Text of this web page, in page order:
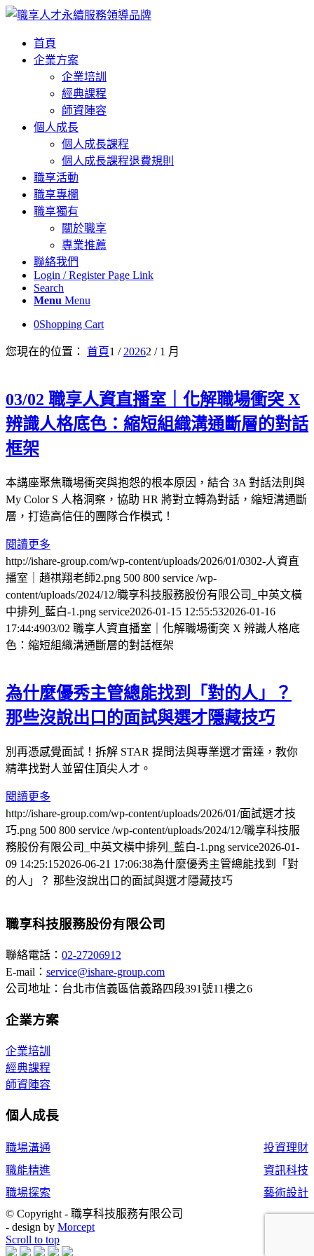
首頁
企業方案
企業培訓
經典課程
師資陣容
個人成長
個人成長課程
個人成長課程退費規則
職享活動
職享專欄
職享獨有
關於職享
專業推薦
聯絡我們
Login / Register Page Link
Search
Menu Menu
0Shopping Cart
您現在的位置： 首頁1 / 20262 / 1 月
03/02 職享人資直播室｜化解職場衝突 X
辨識人格底色：縮短組織溝通斷層的對話
框架
本講座聚焦職場衝突與抱怨的根本原因，結合 3A 對話法則與
My Color S 人格洞察，協助 HR 將對立轉為對話，縮短溝通斷
層，打造高信任的團隊合作模式！
閱讀更多
http://ishare-group.com/wp-content/uploads/2026/01/0302-人資直
播室｜趙祺翔老師2.png 500 800 service /wp-
content/uploads/2024/12/職享科技服務股份有限公司_中英文橫
中排列_藍白-1.png service2026-01-15 12:55:532026-01-16
17:44:4903/02 職享人資直播室｜化解職場衝突 X 辨識人格底
色：縮短組織溝通斷層的對話框架
為什麼優秀主管總能找到「對的人」？
那些沒說出口的面試與選才隱藏技巧
別再憑感覺面試！拆解 STAR 提問法與專業選才雷達，教你
精準找對人並留住頂尖人才。
閱讀更多
http://ishare-group.com/wp-content/uploads/2026/01/面試選才技
巧.png 500 800 service /wp-content/uploads/2024/12/職享科技服
務股份有限公司_中英文橫中排列_藍白-1.png service2026-01-
09 14:25:152026-06-21 17:06:38為什麼優秀主管總能找到「對
的人」？ 那些沒說出口的面試與選才隱藏技巧
職享科技服務股份有限公司
聯絡電話： 02-27206912
E-mail： service@ishare-group.com
公司地址：台北市信義區信義路四段391號11樓之6
企業方案
企業培訓
經典課程
師資陣容
個人成長
職場溝通
職能精進
職場探索
投資理財
資訊科技
藝術設計
© Copyright - 職享科技服務有限公司
- design by Morcept
Scroll to top